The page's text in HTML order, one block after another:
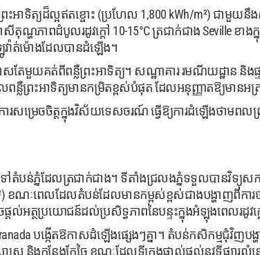
ព្រះអាទិត្យដ៏ល្អឥតខ្ចោះ (ប្រហែល 1,800 kWh/m²) ជាមួយ
តុណ្ហភាពដំបូលរដូវក្តៅ 10-15°C ត្រជាក់ជាង Seville ខា
វ៉ាត់ម៉ោងដែលបានដំឡើង។
តែមួយគត់ពីពន្លឺព្រះអាទិត្យ។ សណ្ឋាគារ រមណីយដ្ឋាន និង
ព្រះអាទិត្យមានកម្រិតខ្ពស់បំផុត ដែលអនុញ្ញាតឱ្យមានអត្រ
ារសម្រេចចិត្តក្នុងវិស័យទេសចរណ៍ ធ្វើឱ្យការដំឡើងថាមពល
ទៅតំបន់ភ្នំដែលត្រជាក់ជាង។ ទីតាំងជ្រលងភ្នំទទួលបានវិទ្យុ
ខណៈពេលដែលតំបន់ដែលមានកម្ពស់ខ្ពស់ជាងបង្ហាញពីការ
ល់អត្ថប្រយោជន៍ដល់ប្រសិទ្ធភាពនៃបន្ទះក្នុងអំឡុងពេលរដូវក្
បង្កើតឱកាសដំឡើងផ្សេងៗគ្នា។ តំបន់កសិកម្មជុំវិញបង្ហ
ស្ត្រ និងកន្លែងកែច្នៃ ខណៈដែលទីក្រុងផ្ទាល់ផ្តល់នូវទីផ្សារលំ